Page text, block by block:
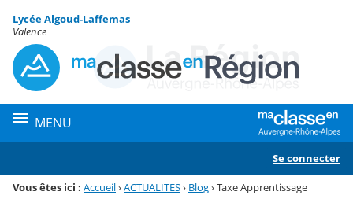
Menu de la rubrique
Contenu
Lycée Algoud-Laffemas
Valence
MENU
Se connecter
Vous êtes ici : Accueil›ACTUALITES› Blog›Taxe Apprentissage